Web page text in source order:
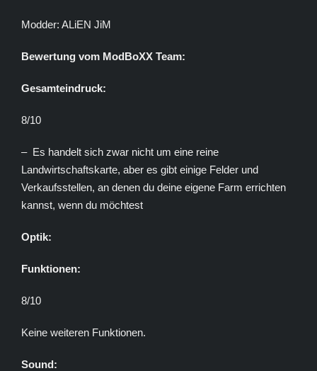
Modder: ALiEN JiM
Bewertung vom ModBoXX Team:
Gesamteindruck:
8/10
– Es handelt sich zwar nicht um eine reine
Landwirtschaftskarte, aber es gibt einige Felder und
Verkaufsstellen, an denen du deine eigene Farm errichten
kannst, wenn du möchtest
Optik:
Funktionen:
8/10
Keine weiteren Funktionen.
Sound: